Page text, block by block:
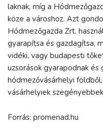
laknak, míg a
köze a városhoz. Azt
Hódmezőgazda Zrt.
gyarapítsa és gazdagítsa,
vidéki, vagy budapesti
uzsorások gyarapodnak és
hódmezővásárhelyi
vásárhelyiek
Forrás: promenad.hu